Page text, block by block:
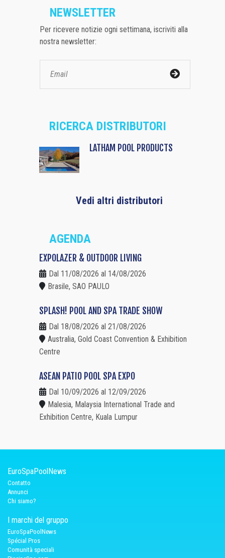
NEWSLETTER
Per ricevere notizie ogni settimana, iscriviti alla
nostra newsletter:
RICERCA DISTRIBUTORI
LATHAM POOL PRODUCTS
Vedi altri distributori
AGENDA
EXPOLAZER & OUTDOOR LIVING
Dal 11/08/2026 al 14/08/2026
Brasile, SAO PAULO
SPLASH! POOL AND SPA TRADE SHOW
Dal 18/08/2026 al 21/08/2026
Australia, Gold Coast Convention & Exhibition
Centre
ASEAN PATIO POOL SPA EXPO
Dal 10/09/2026 al 12/09/2026
Malesia, Malaysia International Trade and
Exhibition Centre, Kuala Lumpur
EuroSpaPoolNews
Contatto
Annunci
Chi siamo?
I marchi del gruppo
EuroSpaPoolNews
Spécial Pros
Comunità speciali